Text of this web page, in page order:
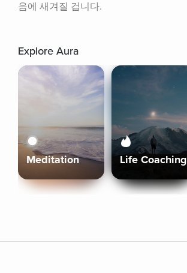
음에 새겨질 겁니다.
Explore Aura
Meditation Life Coaching